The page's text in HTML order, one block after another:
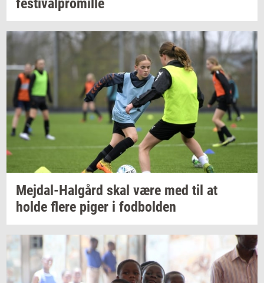
festi­val­pro­mil­le
Mejdal-​Halgård skal være med til at
holde flere piger i fod­bol­den